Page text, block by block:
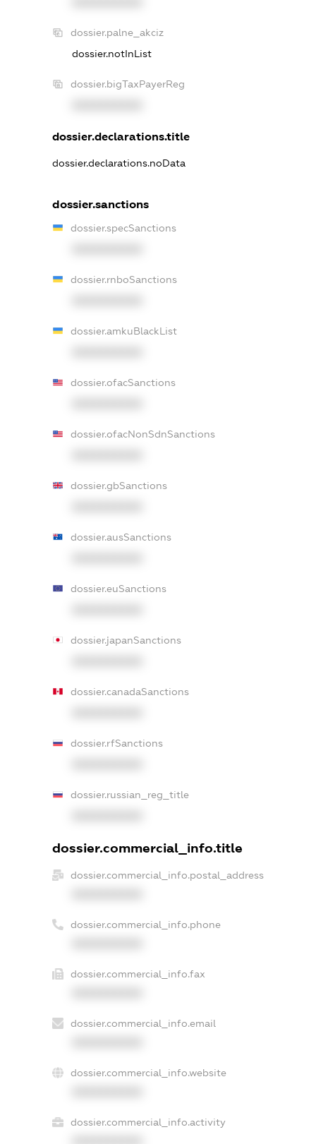
dossier.palne_akciz
dossier.notInList
dossier.bigTaxPayerReg
dossier.declarations.title
dossier.declarations.noData
dossier.sanctions
dossier.specSanctions
dossier.rnboSanctions
dossier.amkuBlackList
dossier.ofacSanctions
dossier.ofacNonSdnSanctions
dossier.gbSanctions
dossier.ausSanctions
dossier.euSanctions
dossier.japanSanctions
dossier.canadaSanctions
dossier.rfSanctions
dossier.russian_reg_title
dossier.commercial_info.title
dossier.commercial_info.postal_address
dossier.commercial_info.phone
dossier.commercial_info.fax
dossier.commercial_info.email
dossier.commercial_info.website
dossier.commercial_info.activity